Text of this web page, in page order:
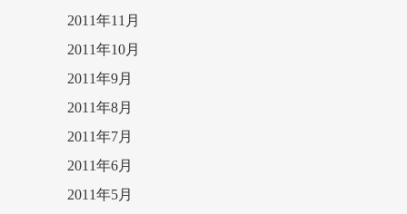
2011年11月
2011年10月
2011年9月
2011年8月
2011年7月
2011年6月
2011年5月